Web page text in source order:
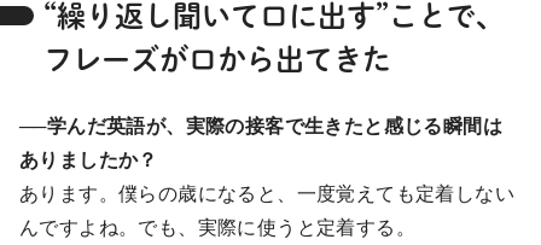
“繰り返し聞いて口に出す”ことで、
フレーズが口から出てきた
──学んだ英語が、実際の接客で生きたと感じる瞬間は
ありましたか？
あります。僕らの歳になると、一度覚えても定着しない
んですよね。でも、実際に使うと定着する。